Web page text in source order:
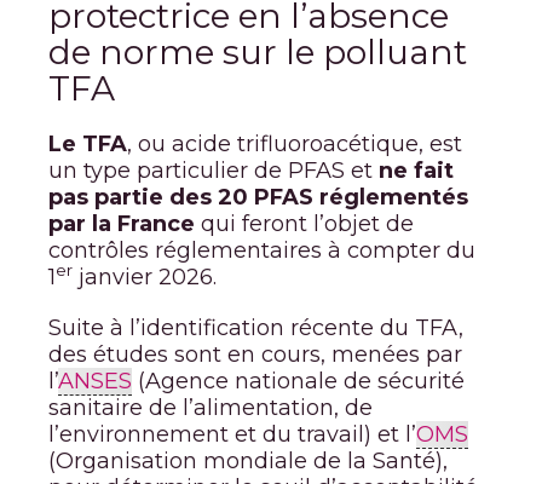
protectrice en l’absence
de norme sur le polluant
TFA
Le TFA, ou acide trifluoroacétique, est
un type particulier de PFAS et ne fait
pas partie des 20 PFAS réglementés
par la France qui feront l’objet de
contrôles réglementaires à compter du
1er janvier 2026.
Suite à l’identification récente du TFA,
des études sont en cours, menées par
l’ANSES (Agence nationale de sécurité
sanitaire de l’alimentation, de
l’environnement et du travail) et l’OMS
(Organisation mondiale de la Santé),